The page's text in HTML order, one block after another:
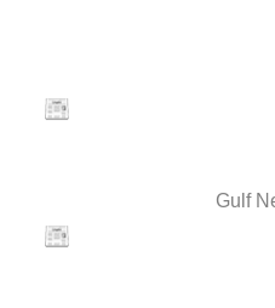
Gulf